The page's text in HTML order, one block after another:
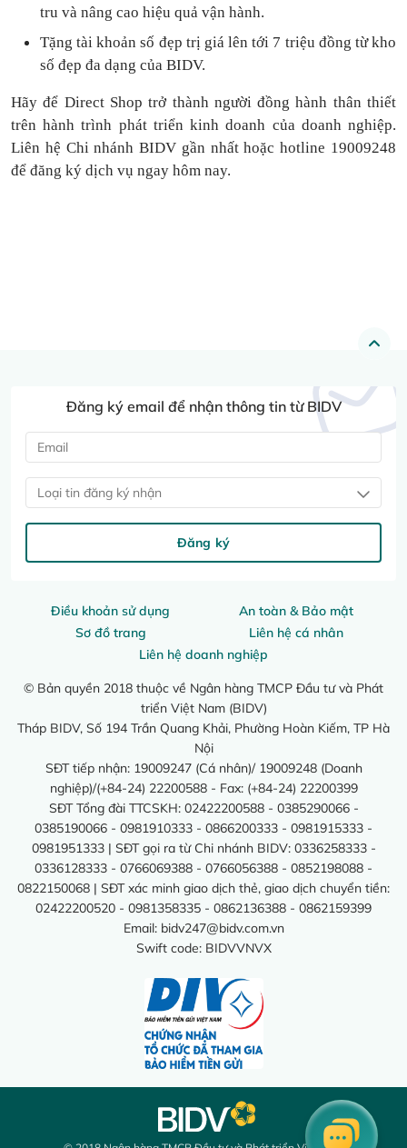
tru và nâng cao hiệu quả vận hành.
Tặngtài khoản số đẹp trị giá lên tới 7 triệu đồng từ kho
số đẹp đa dạng của BIDV.
Hãy để Direct Shop trở thành người đồng hành thân thiết
trên hành trình phát triển kinh doanh của doanh nghiệp.
Liên hệ Chi nhánh BIDV gần nhất hoặc hotline 19009248
để đăng ký dịch vụ ngay hôm nay.
Điều khoản sử dụng
An toàn & Bảo mật
Sơ đồ trang
Liên hệ cá nhân
Liên hệ doanh nghiệp
© Bản quyền 2018 thuộc về Ngân hàng TMCP Đầu tư và Phát
triển Việt Nam (BIDV)
Tháp BIDV, Số 194 Trần Quang Khải, Phường Hoàn Kiếm, TP Hà
Nội
SĐT tiếp nhận: 19009247 (Cá nhân)/ 19009248 (Doanh
nghiệp)/(+84-24) 22200588 - Fax: (+84-24) 22200399
SĐT Tổng đài TTCSKH: 02422200588 - 0385290066 -
0385190066 - 0981910333 - 0866200333 - 0981915333 -
0981951333 | SĐT gọi ra từ Chi nhánh BIDV: 0336258333 -
0336128333 - 0766069388 - 0766056388 - 0852198088 -
0822150068 | SĐT xác minh giao dịch thẻ, giao dịch chuyển tiền:
02422200520 - 0981358335 - 0862136388 - 0862159399
Email: bidv247@bidv.com.vn
Swift code: BIDVVNVX
Đăng ký email để nhận thông tin từ BIDV
Loại tin đăng ký nhận
Đăng ký